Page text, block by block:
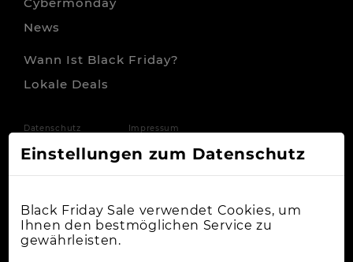
News
Wann Ist Black Friday?
Lokale Deals
Datenschutz Impressum
Einstellungen zum Datenschutz
Black Friday Sale verwendet Cookies, um
Ihnen den bestmöglichen Service zu
gewährleisten.